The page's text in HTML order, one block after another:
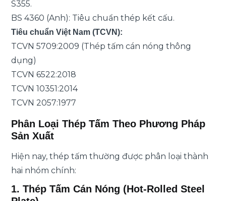
S355.
BS 4360 (Anh): Tiêu chuẩn thép kết cấu.
Tiêu chuẩn Việt Nam (TCVN):
TCVN 5709:2009 (Thép tấm cán nóng thông
dụng)
TCVN 6522:2018
TCVN 10351:2014
TCVN 2057:1977
Phân Loại Thép Tấm Theo Phương Pháp
Sản Xuất
Hiện nay, thép tấm thường được phân loại thành
hai nhóm chính:
1. Thép Tấm Cán Nóng (Hot-Rolled Steel